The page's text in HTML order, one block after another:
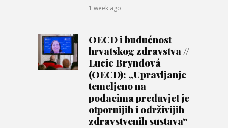
1 week ago
OECD i budućnost
hrvatskog zdravstva //
Lucie Bryndová
(OECD): „Upravljanje
temeljeno na
podacima preduvjet je
otpornijih i održivijih
zdravstvenih sustava“